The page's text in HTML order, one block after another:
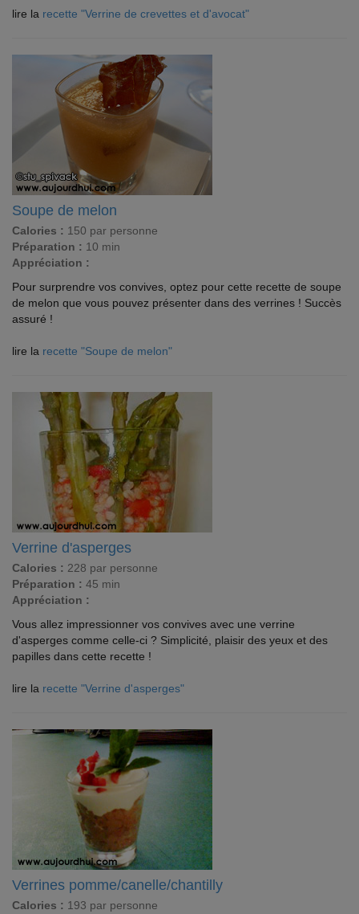
lire la recette "Verrine de crevettes et d'avocat"
Soupe de melon
Calories : 150 par personne
Préparation : 10 min
Appréciation :
Pour surprendre vos convives, optez pour cette recette de soupe
de melon que vous pouvez présenter dans des verrines ! Succès
assuré !
lire la recette "Soupe de melon"
Verrine d'asperges
Calories : 228 par personne
Préparation : 45 min
Appréciation :
Vous allez impressionner vos convives avec une verrine
d'asperges comme celle-ci ? Simplicité, plaisir des yeux et des
papilles dans cette recette !
lire la recette "Verrine d'asperges"
Verrines pomme/canelle/chantilly
Calories : 193 par personne